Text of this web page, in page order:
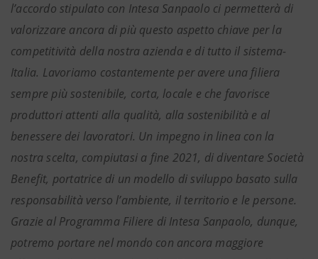
l’accordo stipulato con Intesa Sanpaolo ci permetterà di
valorizzare ancora di più questo aspetto chiave per la
competitività della nostra azienda e di tutto il sistema-
Italia. Lavoriamo costantemente per avere una filiera
sempre più sostenibile, corta, locale e che favorisce
produttori attenti alla qualità, alla sostenibilità e al
benessere dei lavoratori. Un impegno in linea con la
nostra scelta, compiutasi a fine 2021, di diventare Società
Benefit, portatrice di un modello di sviluppo basato sulla
responsabilità verso l’ambiente, il territorio e le persone.
Grazie al Programma Filiere di Intesa Sanpaolo, dunque,
potremo portare nel mondo con ancora maggiore